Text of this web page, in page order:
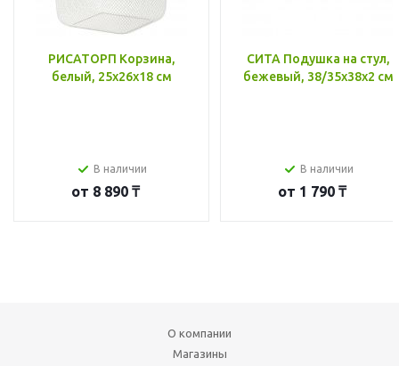
РИСАТОРП Корзина,
белый, 25x26x18 см
В наличии
от 8 890 ₸
СИТА Подушка на стул,
бежевый, 38/35x38x2 см
В наличии
от 1 790 ₸
О компании
Магазины